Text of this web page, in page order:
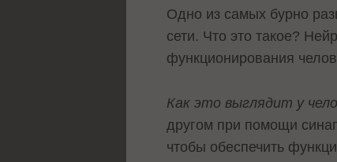
Одно из самых бурно
сети. Что это такое?
функционирования
Как это выглядит у
другом при помощи
чтобы обеспечить